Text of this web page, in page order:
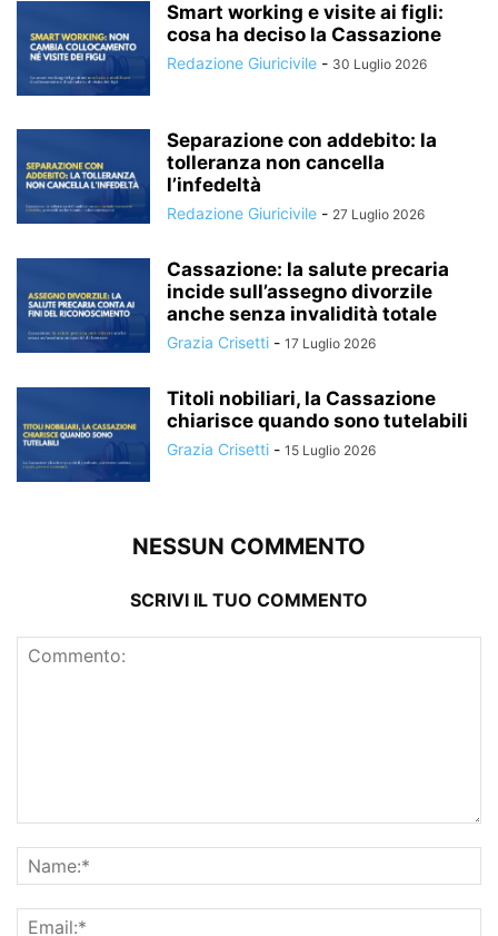
Smart working e visite ai figli:
cosa ha deciso la Cassazione
Redazione Giuricivile - 30 Luglio 2026
Separazione con addebito: la
tolleranza non cancella
l’infedeltà
Redazione Giuricivile - 27 Luglio 2026
Cassazione: la salute precaria
incide sull’assegno divorzile
anche senza invalidità totale
Grazia Crisetti - 17 Luglio 2026
Titoli nobiliari, la Cassazione
chiarisce quando sono tutelabili
Grazia Crisetti - 15 Luglio 2026
NESSUN COMMENTO
SCRIVI IL TUO COMMENTO